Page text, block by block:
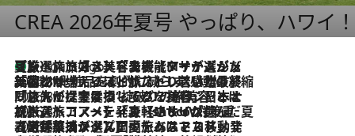
CREA 2026年夏号 やっぱり、ハワイ
9 Hours Ago
【厳選旅コスメ】「多機能アイテムがメイン！」旅好き美容エディターが選んだ夏旅ベストコスメを発表【Mサイズジップ】
2026.8.6
「荷物が増えるほど旅ストレスは増す」美容ジャーナリストがたどり着いた最終結論。“化粧品を劇的に減らす”感動の凝縮美容とは
2026.8.6
「旅先には金髪ウィッグを持参」日本と同じメイクでは損してる!? 美容ジャーナリストが提案する“掟破りの旅美容”とは
2026.8.6
【厳選旅コスメ】「身軽さ＆UV対策重視！」ヘアアーティストshucoが選んだ夏旅ベストコスメを発表【Mサイズジップ】
2026.8.5
【厳選旅コスメ】国内をあちこち移動する河井菜摘が選んだ夏旅ベストコスメ発表！「リラックスアイテムはマスト」【Mサイズジップ】